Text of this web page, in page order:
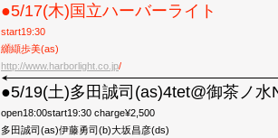
●5/17(木)国立ハーバーライト
start19:30
纐纈歩美(as)
http://www.harborlight.co.jp/
●5/19(土)多田誠司(as)4tet@御茶ノ水
open18:00start19:30 charge¥2,500
多田誠司(as)伊藤勇司(b)大坂昌彦(ds)